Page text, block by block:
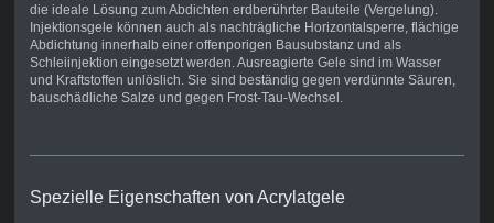
die ideale Lösung zum Abdichten erdberührter Bauteile (Vergelung).
Injektionsgele können auch als nachträgliche Horizontalsperre, flächige
Abdichtung innerhalb einer offenporigen Bausubstanz und als
Schleiinjektion eingesetzt werden. Ausreagierte Gele sind im Wasser
und Kraftstoffen unlöslich. Sie sind beständig gegen verdünnte Säuren,
bauschädliche Salze und gegen Frost-Tau-Wechsel.
Spezielle Eigenschaften von Acrylatgele